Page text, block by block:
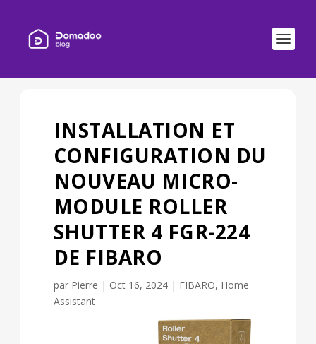
INSTALLATION ET
CONFIGURATION DU
NOUVEAU MICRO-
MODULE ROLLER
SHUTTER 4 FGR-224
DE FIBARO
par Pierre | Oct 16, 2024| FIBARO, Home
Assistant